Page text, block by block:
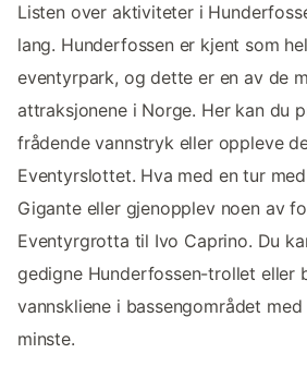
Listen over aktiviteter i
lang. Hunderfossen er kjent som
eventyrpark, og dette er en av de
attraksjonene i Norge. Her kan du
frådende vannstryk eller oppleve
Eventyrslottet. Hva med en tur
Gigante eller gjenopplev noen av
Eventyrgrotta til Ivo Caprino. Du
gedigne Hunderfossen-trollet eller
vannskliene i bassengområdet
minste.